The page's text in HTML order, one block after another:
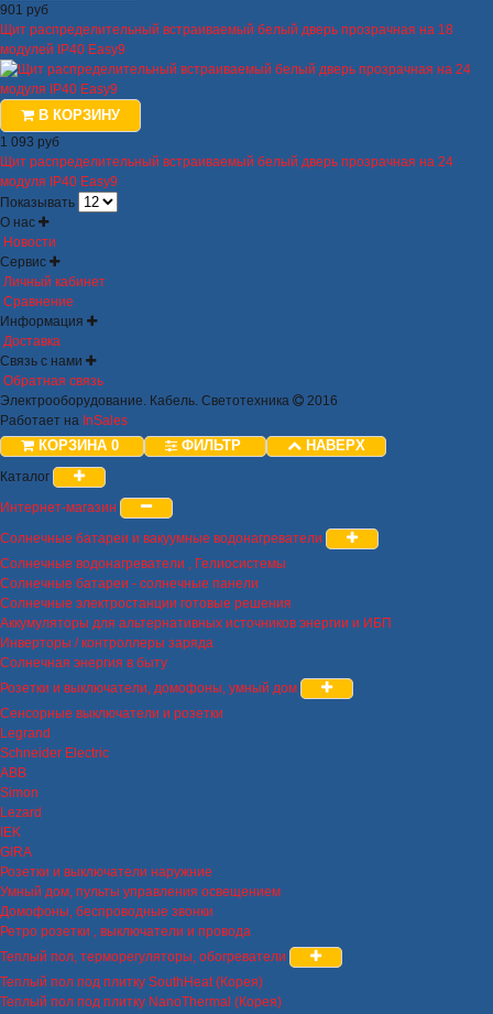
901 руб
Щит распределительный встраиваемый белый дверь прозрачная на 18
модулей IP40 Easy9
В КОРЗИНУ
1 093 руб
Щит распределительный встраиваемый белый дверь прозрачная на 24
модуля IP40 Easy9
Показывать
О нас
Новости
Сервис
Личный кабинет
Сравнение
Информация
Доставка
Связь с нами
Обратная связь
Электрооборудование. Кабель. Светотехника
2016
Работает на InSales
КОРЗИНА 0 ФИЛЬТР НАВЕРХ
Каталог
Интернет-магазин
Солнечные батареи и вакуумные водонагреватели
Солнечные водонагреватели , Гелиосистемы
Солнечные батареи - солнечные панели
Солнечные электростанции готовые решения
Аккумуляторы для альтернативных источников энергии и ИБП
Инверторы / контроллеры заряда
Солнечная энергия в быту
Розетки и выключатели, домофоны, умный дом
Сенсорные выключатели и розетки
Legrand
Schneider Electric
ABB
Simon
Lezard
IEK
GIRA
Розетки и выключатели наружние
Умный дом, пульты управления освещением
Домофоны, беспроводные звонки
Ретро розетки , выключатели и провода
Теплый пол, терморегуляторы, обогреватели
Теплый пол под плитку SouthHeat (Корея)
Теплый пол под плитку NanoThermal (Корея)